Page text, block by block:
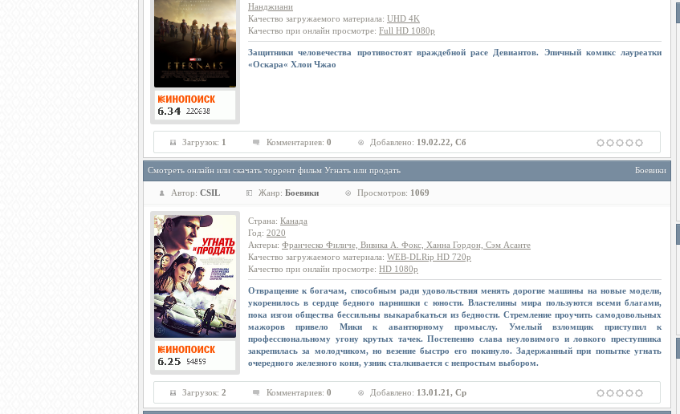
Нанджиани
Качество загружаемого материала: UHD 4K
Качество при онлайн просмотре: Full HD 1080p
Защитники человечества противостоят враждебной расе Девиантов. Эпичный комикс лауреатки
«Оскара« Хлои Чжао
Загрузок: 1 Комментариев: 0 Добавлено: 19.02.22, Сб
Боевики
Смотреть онлайн или скачать торрент фильм Угнать или продать
Автор: CSIL Жанр: Боевики Просмотров: 1069
Страна: Канада
Год: 2020
Актеры: Франческо Филиче, Вивика А. Фокс, Ханна Гордон, Сэм Асанте
Качество загружаемого материала: WEB-DLRip HD 720p
Качество при онлайн просмотре: HD 1080p
Отвращение к богачам, способным ради удовольствия менять дорогие машины на новые модели,
укоренилось в сердце бедного парнишки с юности. Властелины мира пользуются всеми благами,
пока изгои общества бессильны выкарабкаться из бедности. Стремление проучить самодовольных
мажоров привело Мики к авантюрному промыслу. Умелый взломщик приступил к
профессиональному угону крутых тачек. Постепенно слава неуловимого и ловкого преступника
закрепилась за молодчиком, но везение быстро его покинуло. Задержанный при попытке угнать
очередного железного коня, узник сталкивается с непростым выбором.
Загрузок: 2 Комментариев: 0 Добавлено: 13.01.21, Ср